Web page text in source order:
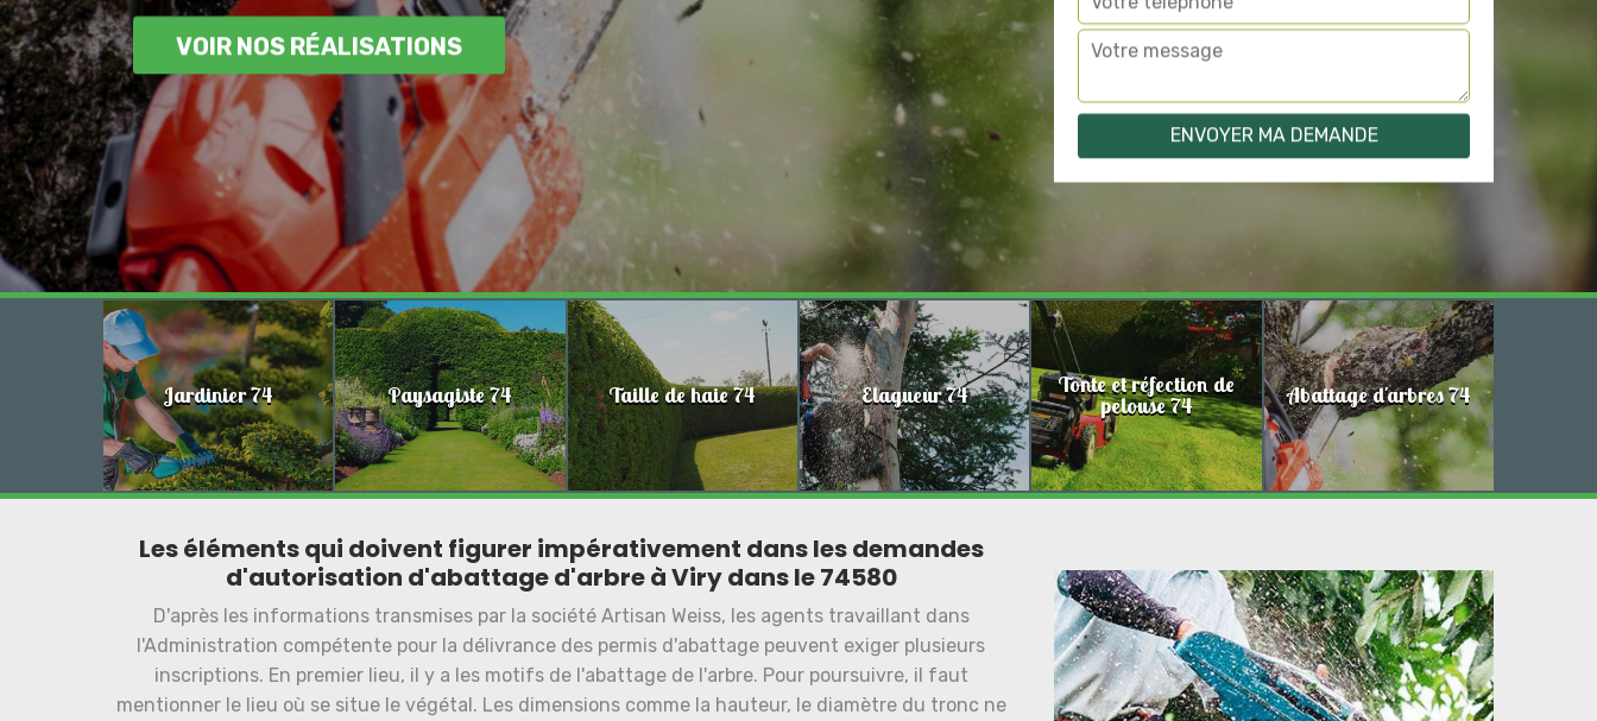
VOIR NOS RÉALISATIONS
Jardinier 74 Paysagiste 74 Taille de haie 74 Elagueur 74 Tonte et réfection de
pelouse 74 Abattage d'arbres 74
Les éléments qui doivent figurer impérativement dans les demandes
d'autorisation d'abattage d'arbre à Viry dans le 74580
D'après les informations transmises par la société Artisan Weiss, les agents travaillant dans
l'Administration compétente pour la délivrance des permis d'abattage peuvent exiger plusieurs
inscriptions. En premier lieu, il y a les motifs de l'abattage de l'arbre. Pour poursuivre, il faut
mentionner le lieu où se situe le végétal. Les dimensions comme la hauteur, le diamètre du tronc ne